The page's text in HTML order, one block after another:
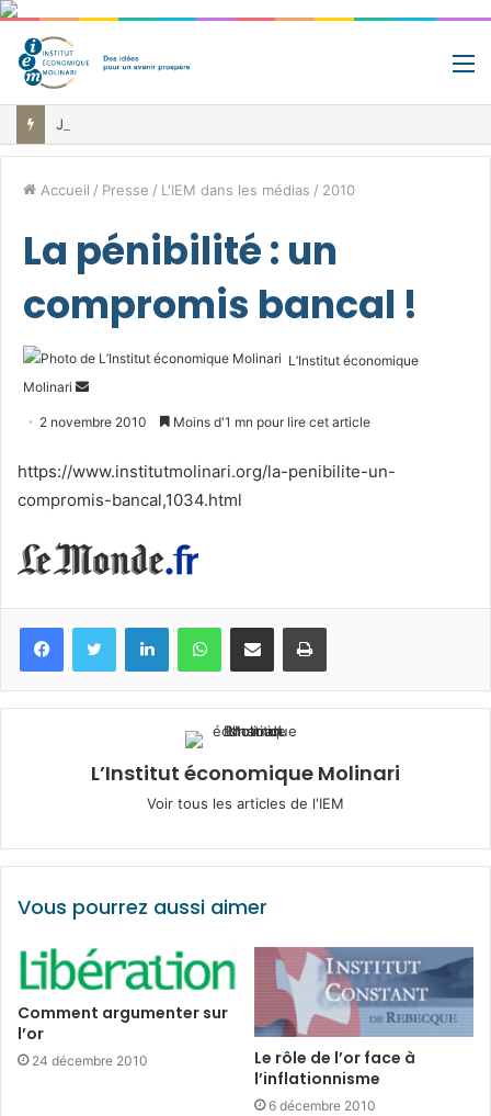
Accueil / Presse / L'IEM dans les médias / 2010
La pénibilité : un
compromis bancal !
L’Institut économique
Molinari
Envoyer
2 novembre 2010 Moins d'1 mn pour lire cet article
https://www.institutmolinari.org/la-penibilite-un-
compromis-bancal,1034.html
FacebookTwitter LinkedinWhatsApp
Partagez par mail Imprimez
L’Institut économique Molinari
Voir tous les articles de l'IEM
Vous pourrez aussi aimer
Comment argumenter sur
l’or
24 décembre 2010
Le rôle de l’or face à
l’inflationnisme
6 décembre 2010